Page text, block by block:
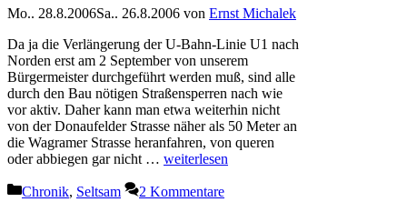
Mo.. 28.8.2006Sa.. 26.8.2006 von Ernst Michalek
Da ja die Verlängerung der U-Bahn-Linie U1 nach
Norden erst am 2 September von unserem
Bürgermeister durchgeführt werden muß, sind alle
durch den Bau nötigen Straßensperren nach wie
vor aktiv. Daher kann man etwa weiterhin nicht
von der Donaufelder Strasse näher als 50 Meter an
die Wagramer Strasse heranfahren, von queren
oder abbiegen gar nicht … weiterlesen
Kategorien
Chronik, Seltsam 2 Kommentare